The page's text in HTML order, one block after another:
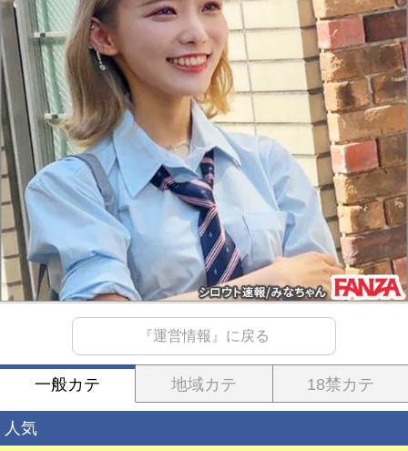
『運営情報』に戻る
一般カテ 地域カテ 18禁カテ
人気